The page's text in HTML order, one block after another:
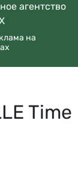
агентство
на
Time